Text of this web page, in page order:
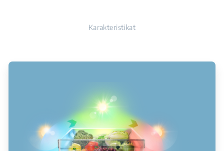
Karakteristikat